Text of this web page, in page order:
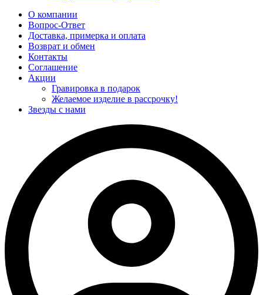
О компании
Вопрос-Ответ
Доставка, примерка и оплата
Возврат и обмен
Контакты
Соглашение
Акции
Гравировка в подарок
Желаемое изделие в рассрочку!
Звезды с нами